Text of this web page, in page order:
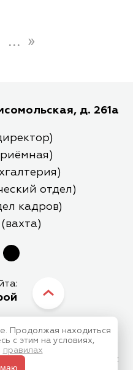
... »
д. 261а
отдел)
кадров)
Центр Культуры
вы соглашаетесь с
Продолжая находиться
с этим на условиях,
правилах